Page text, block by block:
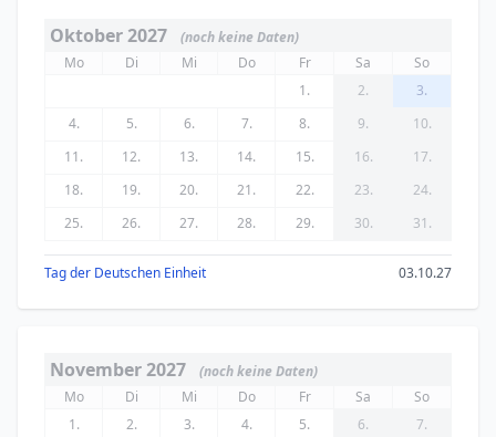
Oktober 2027
(noch keine Daten)
Mo
Di Mi Do Fr Sa
So
1.
2.
3.
4.
5. 6. 7. 8. 9.
10.
11.
12. 13. 14. 15. 16.
17.
18.
19. 20. 21. 22. 23.
24.
25.
26. 27. 28. 29. 30. 31.
Tag der Deutschen Einheit 03.10.27
November 2027
(noch keine Daten)
Mo
Di Mi Do Fr Sa
So
1.
2. 3. 4. 5. 6.
7.